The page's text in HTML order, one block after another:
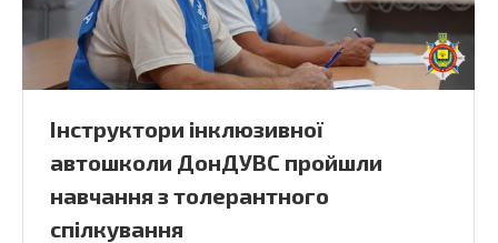
Інструктори інклюзивної
автошколи ДонДУВС пройшли
навчання з толерантного
спілкування